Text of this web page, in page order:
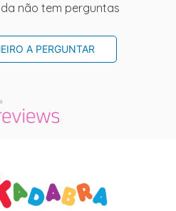
não tem perguntas
A PERGUNTAR